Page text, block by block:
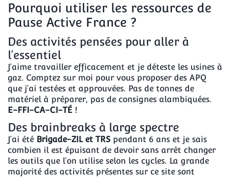
Pourquoi utiliser les ressources de
Pause Active France ?
Des activités pensées pour aller à
l’essentiel
J’aime travailler efficacement et je déteste les usines à
gaz. Comptez sur moi pour vous proposer des APQ
que j’ai testées et approuvées. Pas de tonnes de
matériel à préparer, pas de consignes alambiquées.
E-FFI-CA-CI-TÉ !
Des brainbreaks à large spectre
J’ai été Brigade-ZIL et TRS pendant 6 ans et je sais
combien il est épuisant de devoir sans arrêt changer
les outils que l’on utilise selon les cycles. La grande
majorité des activités présentes sur ce site sont